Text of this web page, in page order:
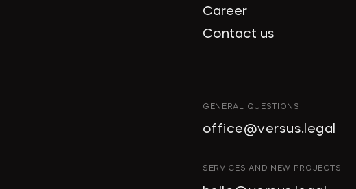
Career
Contact us
GENERAL QUESTIONS
office@versus.legal
SERVICES AND NEW PROJECTS